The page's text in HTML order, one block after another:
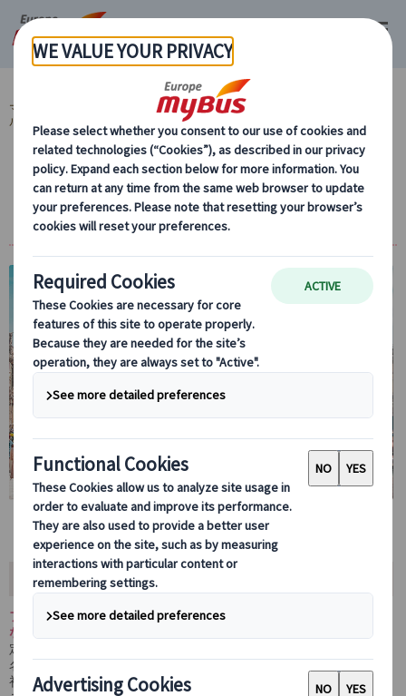
マイバス・ヨーロッパ フランス (67) パリ (67)
ル美術館観光 (5)
ルーブル美術館プライベートツアー｜日本語
公認ガイドがご案内＋専用車プランあり
ツアーの内容
フランス政府公認の日本語ガイドが、他のお客様に気兼ねすること
なく、あなただけのペースでルーブル美術館をご案内します。
定番の名作はもちろん、既存のツアーでは見落とされがちな隠れた
名画や、お気に入りの作品をじっくりと鑑賞可能。
初めての方からリピーターまで、自由で特別な美術館体験をお楽し